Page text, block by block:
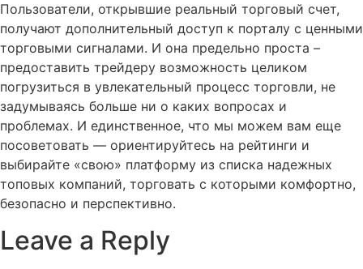
Пользователи, открывшие реальный торговый счет,
получают дополнительный доступ к порталу с ценными
торговыми сигналами. И она предельно проста –
предоставить трейдеру возможность целиком
погрузиться в увлекательный процесс торговли, не
задумываясь больше ни о каких вопросах и
проблемах. И единственное, что мы можем вам еще
посоветовать — ориентируйтесь на рейтинги и
выбирайте «свою» платформу из списка надежных
топовых компаний, торговать с которыми комфортно,
безопасно и перспективно.
Leave a Reply